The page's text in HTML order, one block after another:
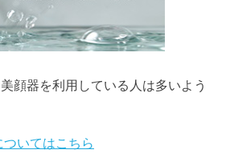
顔器を利用している人は多いよう
いてはこちら